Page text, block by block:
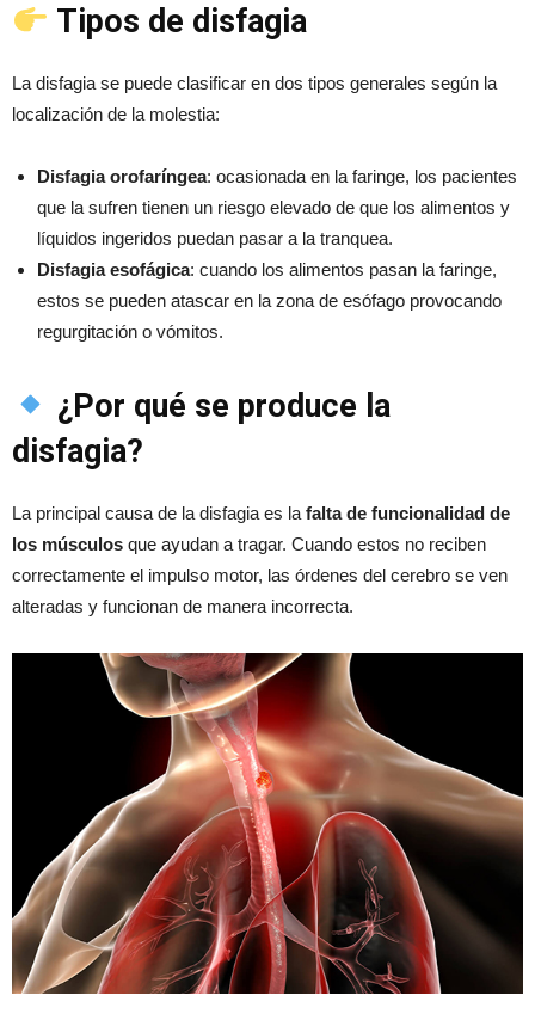
Tipos de disfagia
La disfagia se puede clasificar en dos tipos generales según la
localización de la molestia:
Disfagia orofaríngea: ocasionada en la faringe, los pacientes
que la sufren tienen un riesgo elevado de que los alimentos y
líquidos ingeridos puedan pasar a la tranquea.
Disfagia esofágica: cuando los alimentos pasan la faringe,
estos se pueden atascar en la zona de esófago provocando
regurgitación o vómitos.
¿Por qué se produce la
disfagia?
La principal causa de la disfagia es la falta de funcionalidad de
los músculos que ayudan a tragar. Cuando estos no reciben
correctamente el impulso motor, las órdenes del cerebro se ven
alteradas y funcionan de manera incorrecta.